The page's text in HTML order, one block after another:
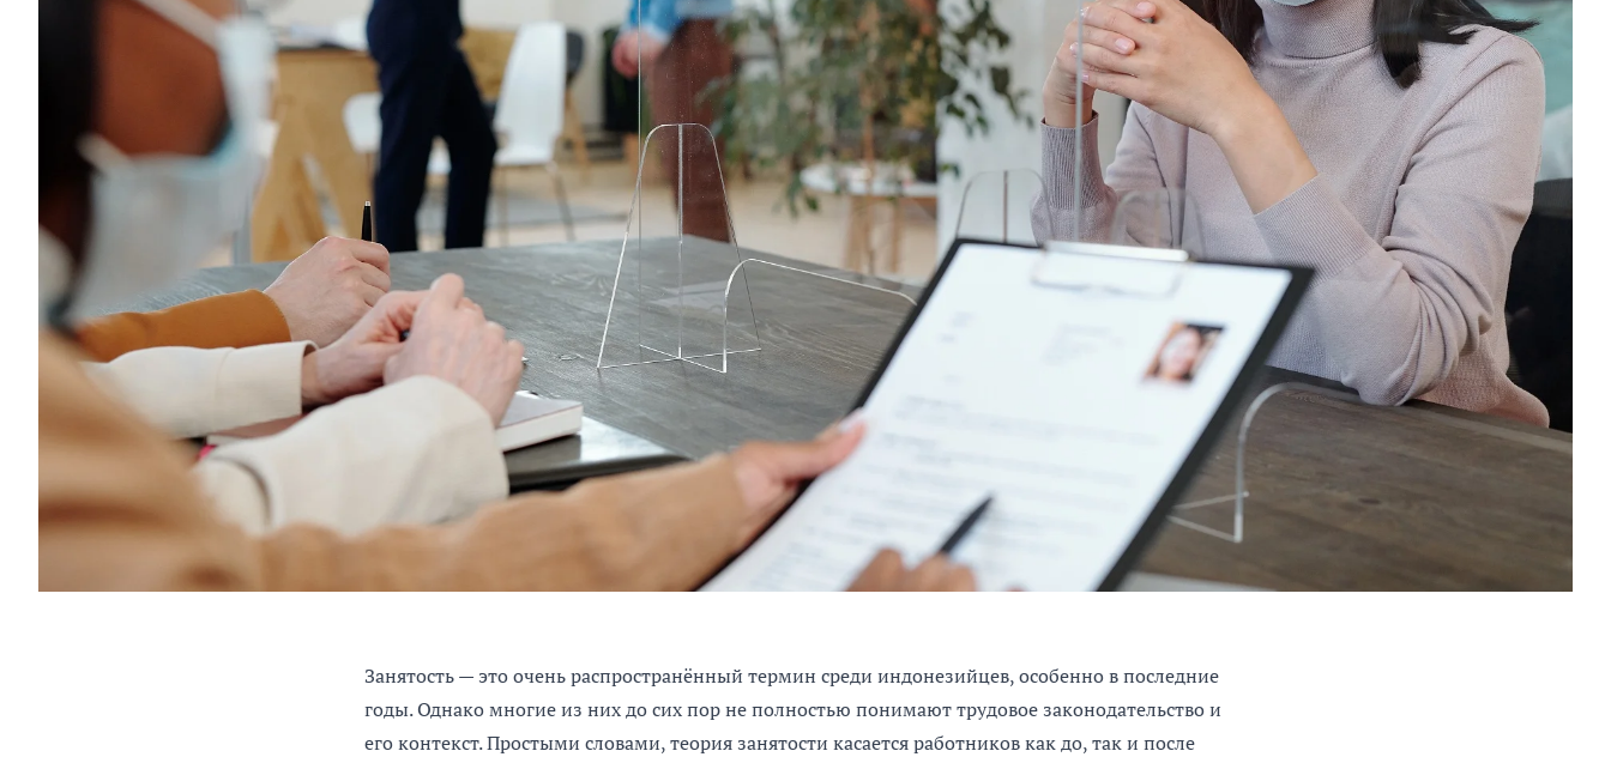
Занятость — это очень распространённый термин среди индонезийцев, особенно в последние
годы. Однако многие из них до сих пор не полностью понимают трудовое законодательство и
его контекст. Простыми словами, теория занятости касается работников как до, так и после